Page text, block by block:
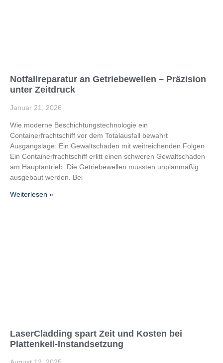
Notfallreparatur an Getriebewellen – Präzision
unter Zeitdruck
Januar 21, 2026
Wie moderne Beschichtungstechnologie ein
Containerfrachtschiff vor dem Totalausfall bewahrt
Ausgangslage: Ein Gewaltschaden mit weitreichenden Folgen
Ein Containerfrachtschiff erlitt einen schweren Gewaltschaden
am Hauptantrieb. Die Getriebewellen mussten unplanmäßig
ausgebaut werden. Bei
Weiterlesen »
LaserCladding spart Zeit und Kosten bei
Plattenkeil-Instandsetzung